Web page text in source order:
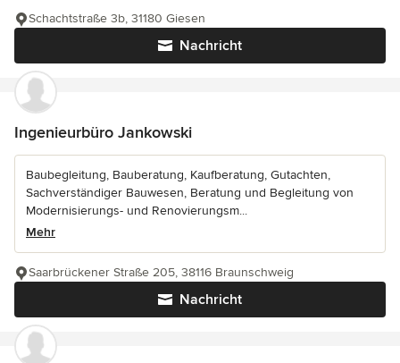
Nachricht
Schachtstraße 3b, 31180 Giesen
Ingenieurbüro Jankowski
Baubegleitung, Bauberatung, Kaufberatung, Gutachten,
Sachverständiger Bauwesen, Beratung und Begleitung von
Modernisierungs- und Renovierungsm...
Mehr
Nachricht
Saarbrückener Straße 205, 38116 Braunschweig